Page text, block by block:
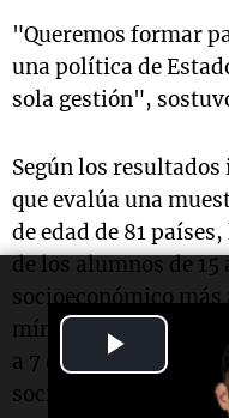
Video
"Queremos formar
una política de
sola gestión",
Según los
que evalúa una
de edad de 81
de los alumnos de
socioeconómico
mínimo de lectura,
a 7 de cada 10
socioeconómico